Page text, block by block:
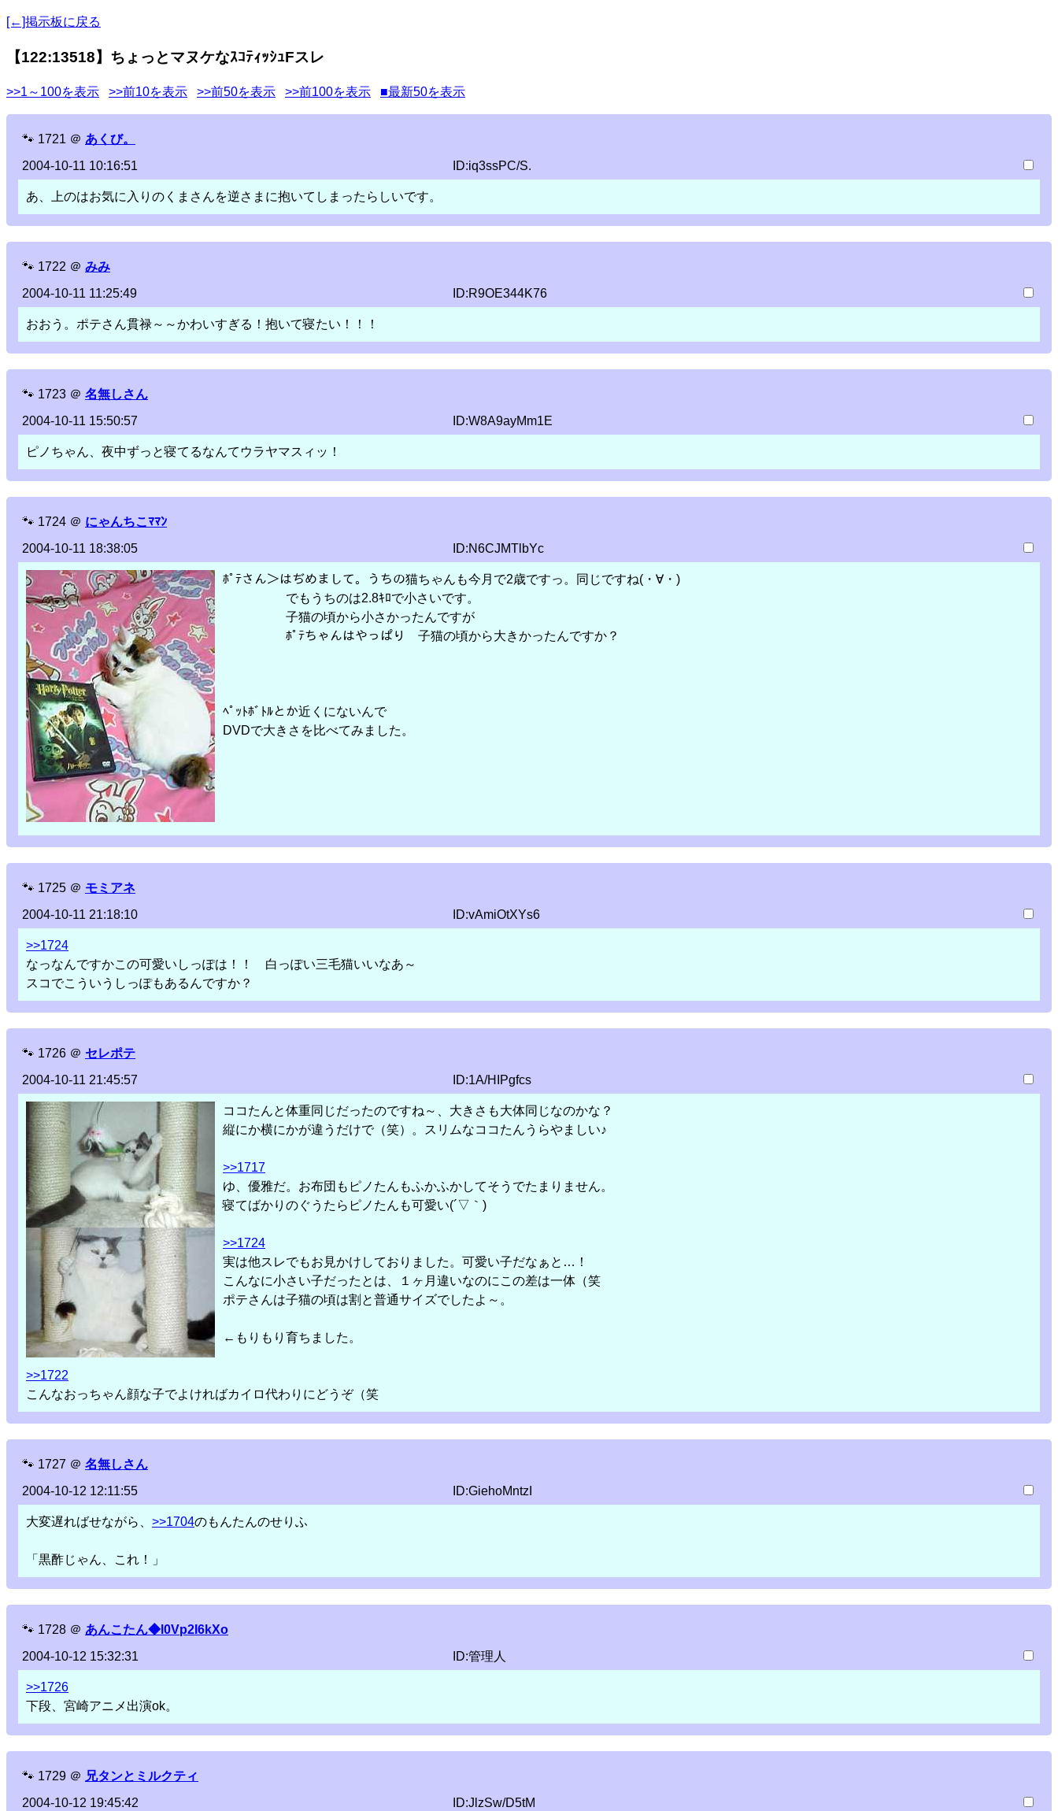
[←]掲示板に戻る
【122:13518】ちょっとマヌケなｽｺﾃｨｯｼｭFスレ
>>1～100を表示 >>前10を表示 >>前50を表示 >>前100を表示 ■最新50を表示
🐾 1721 ＠ あくび。
2004-10-11 10:16:51
ID:iq3ssPC/S.
あ、上のはお気に入りのくまさんを逆さまに抱いてしまったらしいです。
🐾 1722 ＠ みみ
2004-10-11 11:25:49
ID:R9OE344K76
おおう。ポテさん貫禄～～かわいすぎる！抱いて寝たい！！！
🐾 1723 ＠ 名無しさん
2004-10-11 15:50:57
ID:W8A9ayMm1E
ピノちゃん、夜中ずっと寝てるなんてウラヤマスィッ！
🐾 1724 ＠ にゃんちこﾏﾏﾝ
2004-10-11 18:38:05
ID:N6CJMTlbYc
ﾎﾟﾃさん＞はぢめまして。うちの猫ちゃんも今月で2歳ですっ。同じですね(・∀・)
でもうちのは2.8ｷﾛで小さいです。
子猫の頃から小さかったんですが
ﾎﾟﾃちゃんはやっぱり 子猫の頃から大きかったんですか？
ﾍﾟｯﾄﾎﾞﾄﾙとか近くにないんで
DVDで大きさを比べてみました。
🐾 1725 ＠ モミアネ
2004-10-11 21:18:10
ID:vAmiOtXYs6
>>1724
なっなんですかこの可愛いしっぽは！！ 白っぽい三毛猫いいなあ～
スコでこういうしっぽもあるんですか？
🐾 1726 ＠ セレポテ
2004-10-11 21:45:57
ID:1A/HIPgfcs
ココたんと体重同じだったのですね～、大きさも大体同じなのかな？
縦にか横にかが違うだけで（笑）。スリムなココたんうらやましい♪
>>1717
ゆ、優雅だ。お布団もピノたんもふかふかしてそうでたまりません。
寝てばかりのぐうたらピノたんも可愛い(´▽｀)
>>1724
実は他スレでもお見かけしておりました。可愛い子だなぁと…！
こんなに小さい子だったとは、１ヶ月違いなのにこの差は一体（笑
ポテさんは子猫の頃は割と普通サイズでしたよ～。
←もりもり育ちました。
>>1722
こんなおっちゃん顔な子でよければカイロ代わりにどうぞ（笑
🐾 1727 ＠ 名無しさん
2004-10-12 12:11:55
ID:GiehoMntzI
大変遅ればせながら、 >>1704のもんたんのせりふ
「黒酢じゃん、これ！」
🐾 1728 ＠ あんこたん◆l0Vp2I6kXo
2004-10-12 15:32:31
ID:管理人
>>1726
下段、宮崎アニメ出演ok。
🐾 1729 ＠ 兄タンとミルクティ
2004-10-12 19:45:42
ID:JlzSw/D5tM